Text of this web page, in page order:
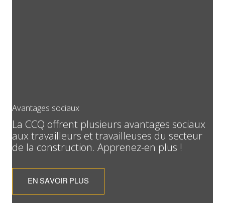
Avantages sociaux
La CCQ offrent plusieurs avantages sociaux
aux travailleurs et travailleuses du secteur
de la construction. Apprenez-en plus !
EN SAVOIR PLUS